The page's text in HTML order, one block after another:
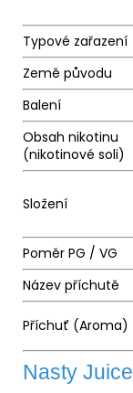
Typové zařazení
Země původu
Balení
Obsah nikotinu
(nikotinové soli)
Složení
Poměr PG / VG
Název příchutě
Příchuť (Aroma)
Nasty Juice